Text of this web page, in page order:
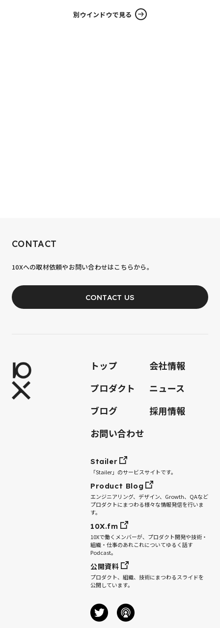
別ウインドウで見る
あなたの力が、必要です。
JOIN OUR TEAM
CONTACT
10Xへの取材依頼やお問い合わせはこちらから。
CONTACT US
トップ
会社情報
プロダクト
ニュース
ブログ
採用情報
お問い合わせ
Stailer
「Stailer」のサービスサイトです。
Product Blog
エンジニアリング、デザイン、Growth、QAなど
プロダクトにまつわる様々な情報発信を行いま
す。
10X.fm
10Xで働くメンバーが、プロダクト開発や技術・
組織・仕事のあれこれについてゆるく話す
Podcast。
公開資料
プロダクト、組織、技術にまつわるスライドを
公開しています。